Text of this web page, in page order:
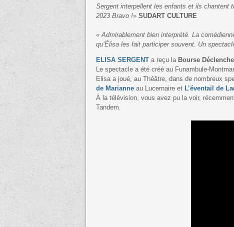
Sergent interpellent les enfants et ils chantent
2023 Bravo !» SUDART CULTURE
« Admirablement bien interprété. La
qu’Élisa les fait participer souvent. Un
ELISA SERGENT a reçu la Bourse
Le spectacle a été créé au Funambule-
Elisa a joué, au Théâtre, dans de nombreux
de Marianne au Lucernaire et L’éventail de
À la télévision, vous avez pu la voir,
Tandem.